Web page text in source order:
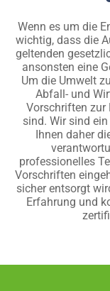
Wenn es um die
wichtig, dass die
geltenden
ansonsten eine
Um die Umwelt
Abfall- und
Vorschriften zur
sind. Wir sind
Ihnen daher
professionelles
Vorschriften
sicher entsorgt
Erfahrung und